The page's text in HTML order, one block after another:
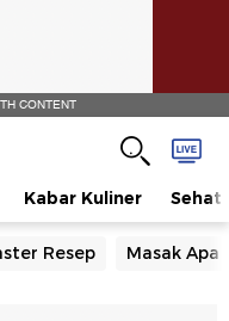
CONTENT
Kabar Kuliner Sehat
Resep Masak Apa